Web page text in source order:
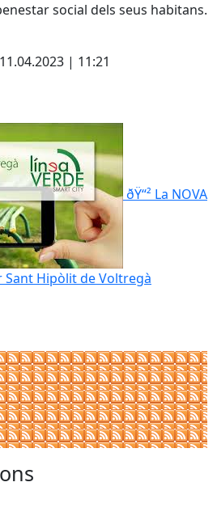
social dels seus habitans.
| 11:21
ðŸ“² La NOVA
Hipòlit de Voltregà